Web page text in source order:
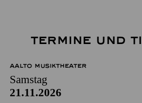
TERMINE UND
AALTO MUSIKTHEATER
Samstag
21.11.2026